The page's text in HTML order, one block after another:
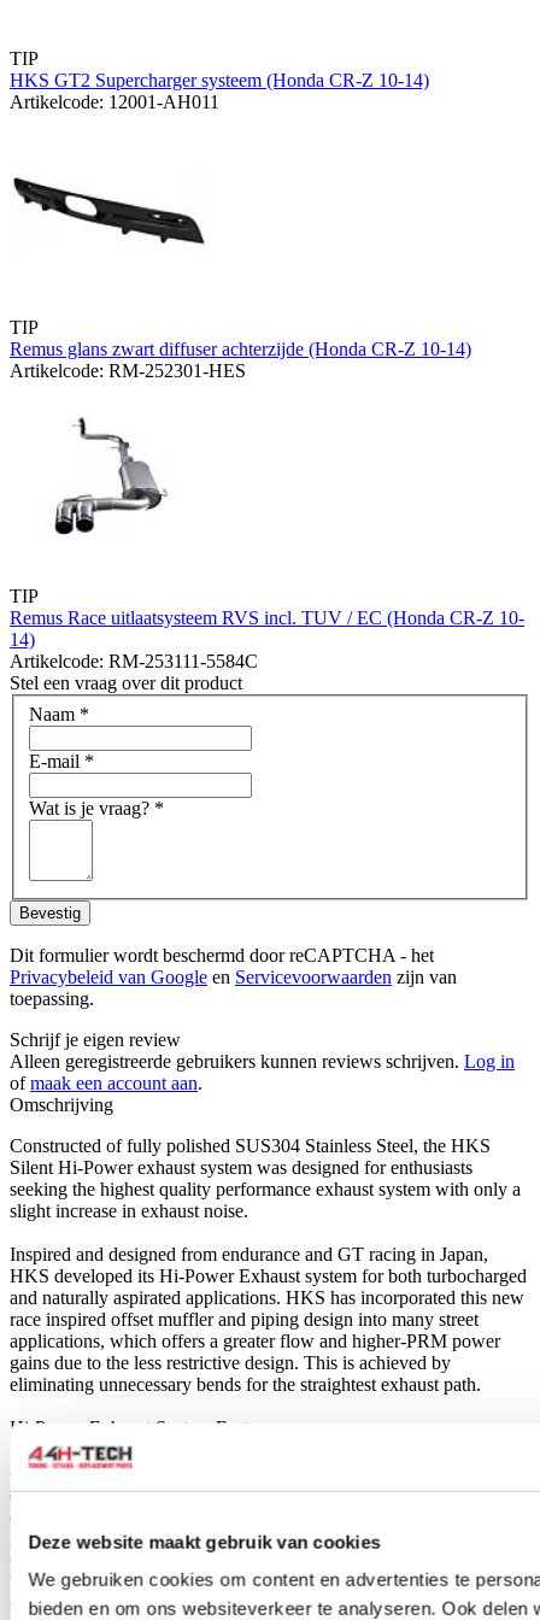
Deze website maakt gebruik van cookies
We gebruiken cookies om content en advertenties te
bieden en om ons websiteverkeer te analyseren. Ook
TIP
HKS GT2 Supercharger systeem (Honda CR-Z 10-14)
Artikelcode: 12001-AH011
TIP
Remus glans zwart diffuser achterzijde (Honda CR-Z 10-14)
Artikelcode: RM-252301-HES
TIP
Remus Race uitlaatsysteem RVS incl. TUV / EC (Honda CR-Z 10-
14)
Artikelcode: RM-253111-5584C
Stel een vraag over dit product
Naam *
E-mail *
Wat is je vraag? *
Bevestig
Dit formulier wordt beschermd door reCAPTCHA - het
Privacybeleid van Google en Servicevoorwaarden zijn van
toepassing.
Schrijf je eigen review
Alleen geregistreerde gebruikers kunnen reviews schrijven. Log in
ofmaak een account aan.
Omschrijving
Constructed of fully polished SUS304 Stainless Steel, the HKS
Silent Hi-Power exhaust system was designed for enthusiasts
seeking the highest quality performance exhaust system with only a
slight increase in exhaust noise.
Inspired and designed from endurance and GT racing in Japan,
HKS developed its Hi-Power Exhaust system for both turbocharged
and naturally aspirated applications. HKS has incorporated this new
race inspired offset muffler and piping design into many street
applications, which offers a greater flow and higher-PRM power
gains due to the less restrictive design. This is achieved by
eliminating unnecessary bends for the straightest exhaust path.
Hi-Power Exhaust System Features:
-For turbocharged applications, the large and smooth exhaust flow
allows greater exhaust velocity for better mid-range boost response
and high-RPM power. Naturally aspirated vehicles also benefit from
greater exhaust flow capacity as engine tuning levels increase.
-Certain applications are available in a Silent Hi-Power version
which has an inner silencer built into the muffler.
-Like Drager Exhaust systems, Hi-Power Exhaust systems are made